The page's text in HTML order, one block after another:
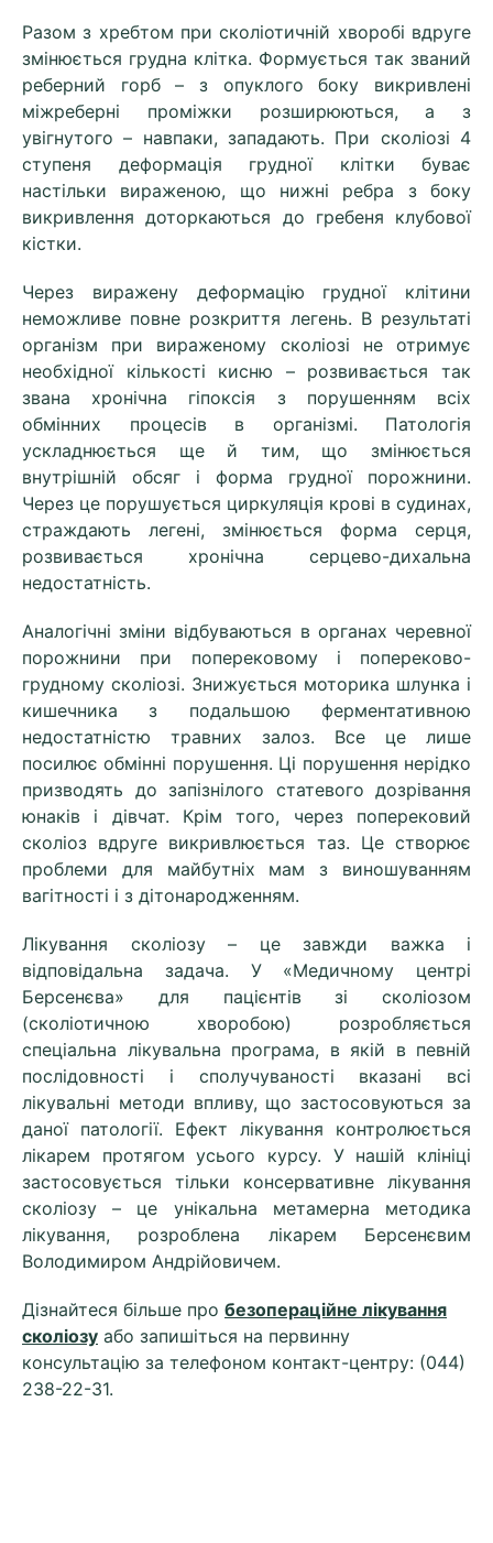
Разом з хребтом при сколіотичній хворобі вдруге
змінюється грудна клітка. Формується так званий
реберний горб – з опуклого боку викривлені
міжреберні проміжки розширюються, а з
увігнутого – навпаки, западають. При сколіозі 4
ступеня деформація грудної клітки буває
настільки вираженою, що нижні ребра з боку
викривлення доторкаються до гребеня клубової
кістки.
Через виражену деформацію грудної клітини
неможливе повне розкриття легень. В результаті
організм при вираженому сколіозі не отримує
необхідної кількості кисню – розвивається так
звана хронічна гіпоксія з порушенням всіх
обмінних процесів в організмі. Патологія
ускладнюється ще й тим, що змінюється
внутрішній обсяг і форма грудної порожнини.
Через це порушується циркуляція крові в судинах,
страждають легені, змінюється форма серця,
розвивається хронічна серцево-дихальна
недостатність.
Аналогічні зміни відбуваються в органах черевної
порожнини при поперековому і попереково-
грудному сколіозі. Знижується моторика шлунка і
кишечника з подальшою ферментативною
недостатністю травних залоз. Все це лише
посилює обмінні порушення. Ці порушення нерідко
призводять до запізнілого статевого дозрівання
юнаків і дівчат. Крім того, через поперековий
сколіоз вдруге викривлюється таз. Це створює
проблеми для майбутніх мам з виношуванням
вагітності і з дітонародженням.
Лікування сколіозу – це завжди важка і
відповідальна задача. У «Медичному центрі
Берсенєва» для пацієнтів зі сколіозом
(сколіотичною хворобою) розробляється
спеціальна лікувальна програма, в якій в певній
послідовності і сполучуваності вказані всі
лікувальні методи впливу, що застосовуються за
даної патології. Ефект лікування контролюється
лікарем протягом усього курсу. У нашій клініці
застосовується тільки консервативне лікування
сколіозу – це унікальна метамерна методика
лікування, розроблена лікарем Берсенєвим
Володимиром Андрійовичем.
Дізнайтеся більше про безопераційне лікування
сколіозу або запишіться на первинну
консультацію за телефоном контакт-центру: (044)
238-22-31.